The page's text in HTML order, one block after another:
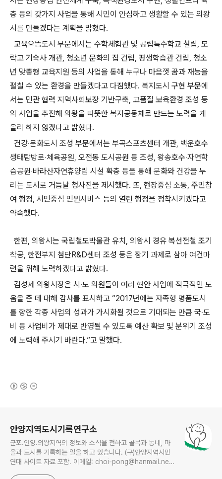
충 등의 갖가지 사업을 통해 시민이 안심하고 생활할 수 있는 의왕
시를 만들겠다는 계획을 밝혔다.
교육으뜸도시 부문에서는 수학체험관 및 공립특수학교 설립, 모
락고 기숙사 개관, 청소년 문화의 집 건립, 평생학습관 건립, 청소
년 맞춤형 교육지원 등의 사업을 통해 누구나 마음껏 꿈과 재능을
펼칠 수 있는 환경을 만들겠다고 다짐했다. 복지도시 구현 부문에
서는 민관 협력 지역사회보장 기반구축, 고품질 보육환경 조성 등
의 사업을 추진해 의왕을 따뜻한 복지공동체로 만드는 노력을 게
을리 하지 않겠다고 밝혔다.
건강‧문화도시 조성 부문에서는 부곡스포츠센터 개관, 백운호수
생태탐방로‧체육공원, 오전동 도시공원 등 조성, 왕송호수‧자연학
습공원‧바라산자연휴양림 시설 확충 등을 통해 문화와 건강을 누
리는 도시로 거듭날 청사진을 제시했다. 또, 현장중심 소통, 주민참
여 행정, 시민중심 민원서비스 등의 열린 행정을 정착시키겠다고
약속했다.
한편, 의왕시는 국립철도박물관 유치, 의왕시 경유 복선전철 조기
착공, 한전부지 첨단R&D센터 조성 등은 장기 과제로 삼아 여건마
련을 위해 노력하겠다고 밝혔다.
김성제 의왕시장은 시‧도 의원들이 여러 현안 사업에 적극적인 도
움을 준 데 대해 감사를 표시하고 “2017년에는 자족형 명품도시
를 향한 각종 사업의 성과가 가시화될 것으로 기대되는 만큼 국‧도
비 등 사업비가 제대로 반영될 수 있도록 예산 확보 및 분위기 조성
에 노력해 주시기 바란다.”고 말했다.
안양지역도시기록연구소
군포.안양.의왕지역의 정보와 소식을 전하고 골목과 동네, 마
을과 도시를 기록하는 일을 하고 있습니다. (구)안양지역시민
연대 사이트 자료 포함. 이메일: choi-pong@hanmail.net